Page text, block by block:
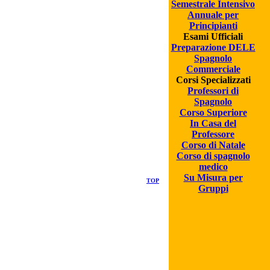
TOP
Semestrale Intensivo
Annuale per
Principianti
Esami Ufficiali
Preparazione DELE
Spagnolo
Commerciale
Corsi Specializzati
Professori di
Spagnolo
Corso Superiore
In Casa del
Professore
Corso di Natale
Corso di spagnolo
medico
Su Misura per
Gruppi